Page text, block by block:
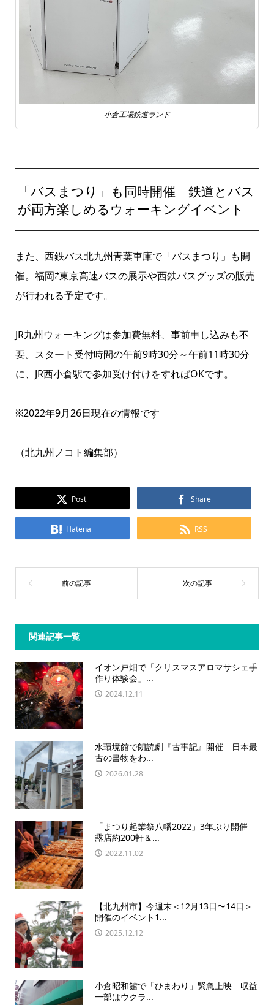
小倉工場鉄道ランド
「バスまつり」も同時開催 鉄道とバス
が両方楽しめるウォーキングイベント
また、西鉄バス北九州青葉車庫で「バスまつり」も開
催。福岡⇄東京高速バスの展示や西鉄バスグッズの販売
が行われる予定です。
JR九州ウォーキングは参加費無料、事前申し込みも不
要。スタート受付時間の午前9時30分～午前11時30分
に、JR西小倉駅で参加受け付けをすればOKです。
※2022年9月26日現在の情報です
（北九州ノコト編集部）
Post Share
Hatena RSS
関連記事一覧
イオン戸畑で「クリスマスアロマサシェ手
作り体験会」...
2024.12.11
水環境館で朗読劇『古事記』開催 日本最
古の書物をわ...
2026.01.28
「まつり起業祭八幡2022」3年ぶり開催
露店約200軒＆...
2022.11.02
【北九州市】今週末＜12月13日〜14日＞
開催のイベント1...
2025.12.12
小倉昭和館で「ひまわり」緊急上映 収益
一部はウクラ...